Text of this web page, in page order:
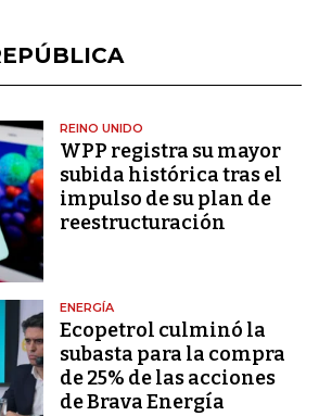
REINO UNIDO
WPP registra su mayor
subida histórica tras el
impulso de su plan de
reestructuración
ENERGÍA
Ecopetrol culminó la
subasta para la compra
de 25% de las acciones
de Brava Energía